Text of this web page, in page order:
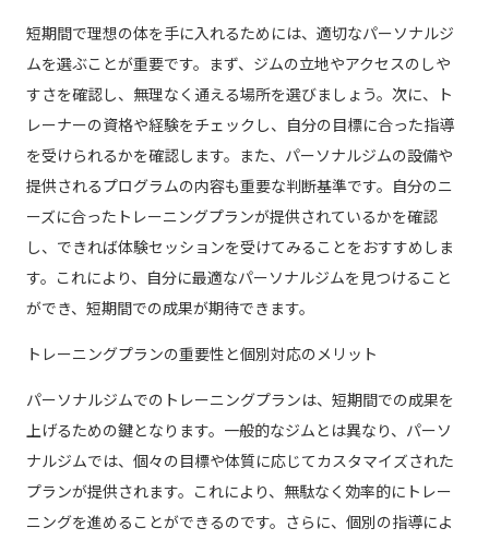
短期間で理想の体を手に入れるためには、適切なパーソナルジ
ムを選ぶことが重要です。まず、ジムの立地やアクセスのしや
すさを確認し、無理なく通える場所を選びましょう。次に、ト
レーナーの資格や経験をチェックし、自分の目標に合った指導
を受けられるかを確認します。また、パーソナルジムの設備や
提供されるプログラムの内容も重要な判断基準です。自分のニ
ーズに合ったトレーニングプランが提供されているかを確認
し、できれば体験セッションを受けてみることをおすすめしま
す。これにより、自分に最適なパーソナルジムを見つけること
ができ、短期間での成果が期待できます。
トレーニングプランの重要性と個別対応のメリット
パーソナルジムでのトレーニングプランは、短期間での成果を
上げるための鍵となります。一般的なジムとは異なり、パーソ
ナルジムでは、個々の目標や体質に応じてカスタマイズされた
プランが提供されます。これにより、無駄なく効率的にトレー
ニングを進めることができるのです。さらに、個別の指導によ